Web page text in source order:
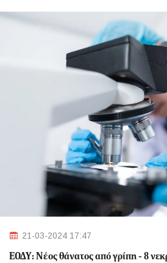
21-03-2024 17:47
ΕΟΔΥ: Nέος θάνατος από γρίπη - 8